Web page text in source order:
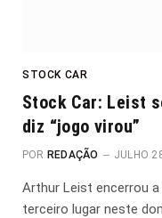
STOCK CAR
Stock Car: Leist
diz “jogo virou”
POR REDAÇÃO JULHO
Arthur Leist encerrou
terceiro lugar neste